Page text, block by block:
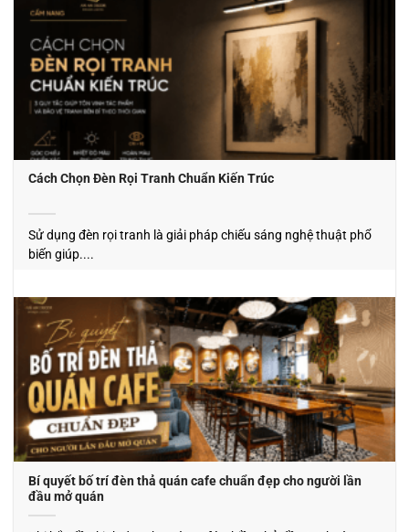
Cách Chọn Đèn Rọi Tranh Chuẩn Kiến Trúc
Sử dụng đèn rọi tranh là giải pháp chiếu sáng nghệ thuật phổ
biến giúp....
Bí quyết bố trí đèn thả quán cafe chuẩn đẹp cho người lần
đầu mở quán